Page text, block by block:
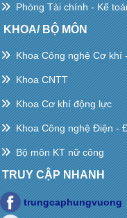
Phòng Tài chính - Kế
KHOA/ BỘ MÔN
Khoa Công nghệ Cơ khí
Khoa CNTT
Khoa Cơ khí động lực
Khoa Công nghệ Điện -
Bộ môn KT nữ công
TRUY CẬP NHANH
trungcaphungvuong